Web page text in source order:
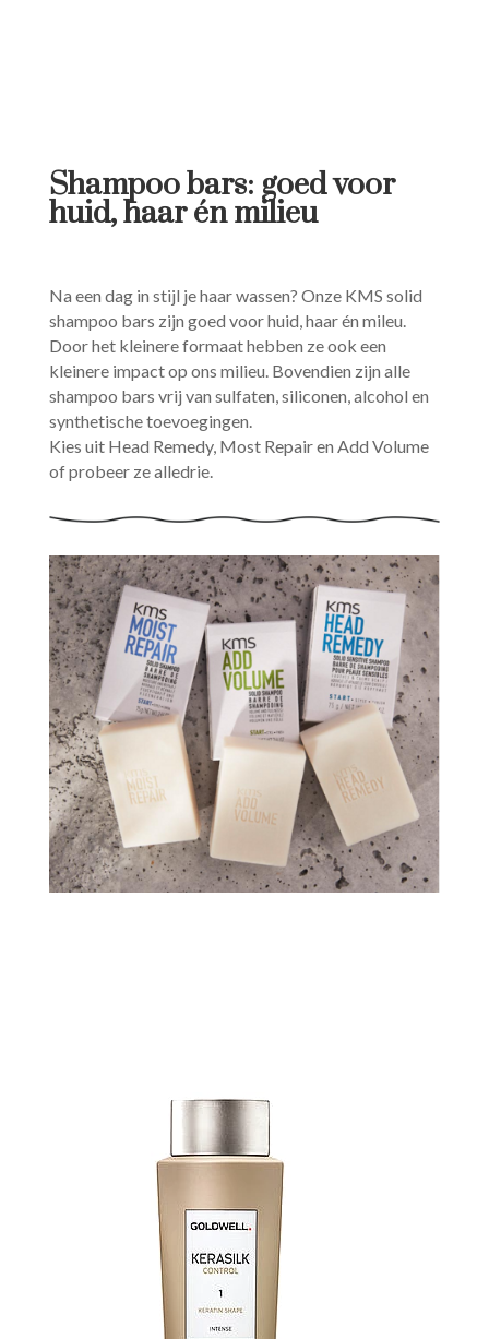
Shampoo bars: goed voor
huid, haar én milieu
Na een dag in stijl je haar wassen? Onze KMS solid
shampoo bars zijn goed voor huid, haar én mileu.
Door het kleinere formaat hebben ze ook een
kleinere impact op ons milieu. Bovendien zijn alle
shampoo bars vrij van sulfaten, siliconen, alcohol en
synthetische toevoegingen.
Kies uit Head Remedy, Most Repair en Add Volume
of probeer ze alledrie.